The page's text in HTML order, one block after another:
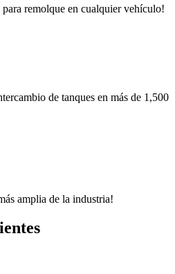
para remolque en cualquier vehículo!
de tanques en más de 1,500
amplia de la industria!